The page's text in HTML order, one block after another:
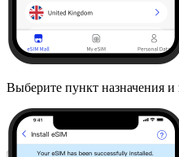
Выберите пункт назначения и